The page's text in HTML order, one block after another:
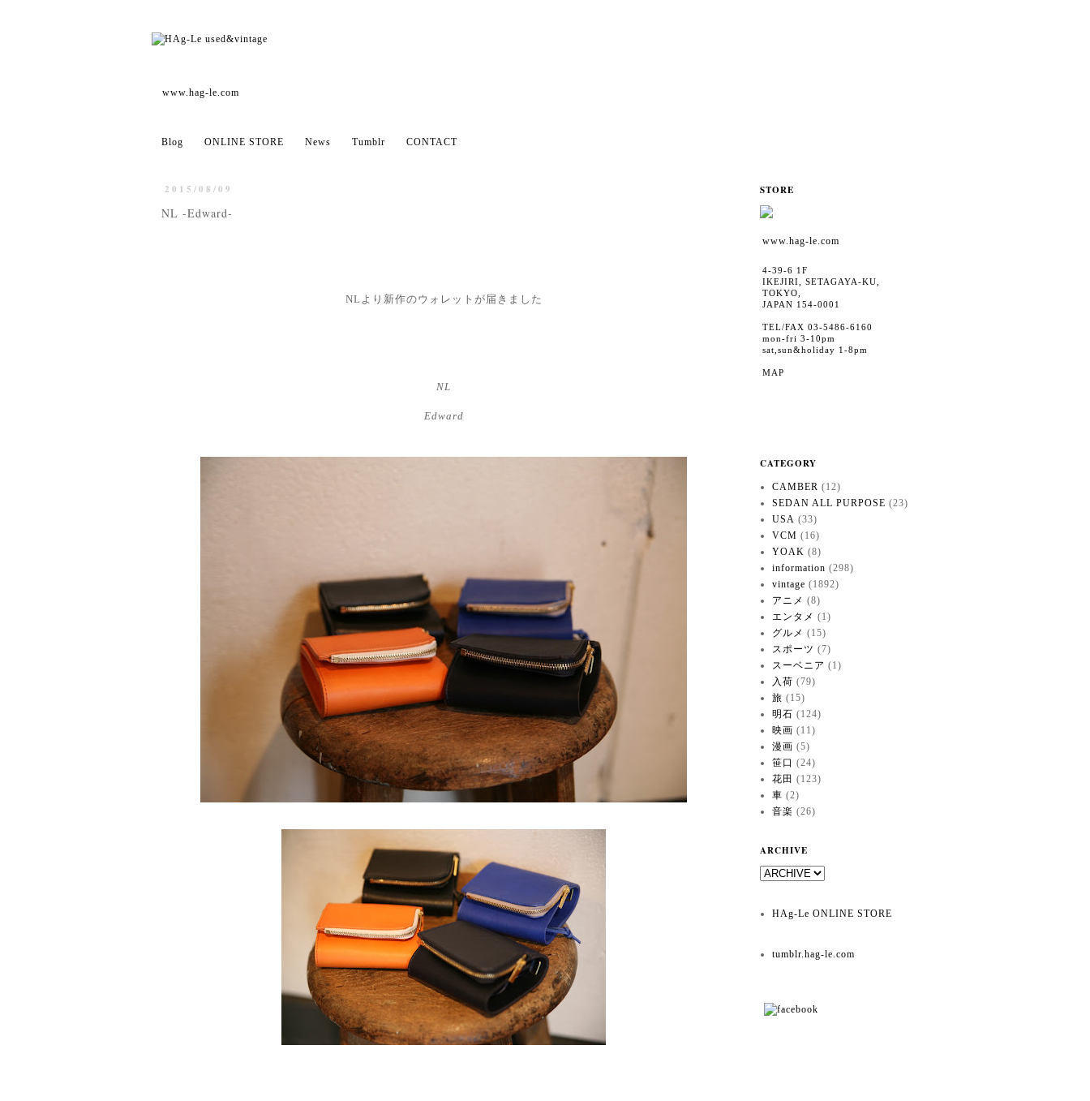
www.hag-le.com
Blog ONLINE STORE News Tumblr CONTACT
2015/08/09
NL -Edward-
NLより新作のウォレットが届きました
NL
Edward
STORE
www.hag-le.com
4-39-6 1F
IKEJIRI, SETAGAYA-KU,
TOKYO,
JAPAN 154-0001
TEL/FAX 03-5486-6160
mon-fri 3-10pm
sat,sun&holiday 1-8pm
MAP
CATEGORY
CAMBER (12)
SEDAN ALL PURPOSE (23)
USA (33)
VCM (16)
YOAK (8)
information (298)
vintage (1892)
アニメ (8)
エンタメ (1)
グルメ (15)
スポーツ (7)
スーベニア (1)
入荷 (79)
旅 (15)
明石 (124)
映画 (11)
漫画 (5)
笹口 (24)
花田 (123)
車 (2)
音楽 (26)
ARCHIVE
HAg-Le ONLINE STORE
tumblr.hag-le.com